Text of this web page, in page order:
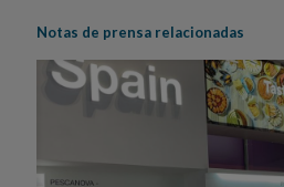
Notas de prensa relacionadas